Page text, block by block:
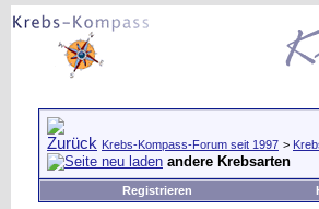
Krebs-Kompass-Forum seit 1997 >
andere Krebsarten
Registrieren